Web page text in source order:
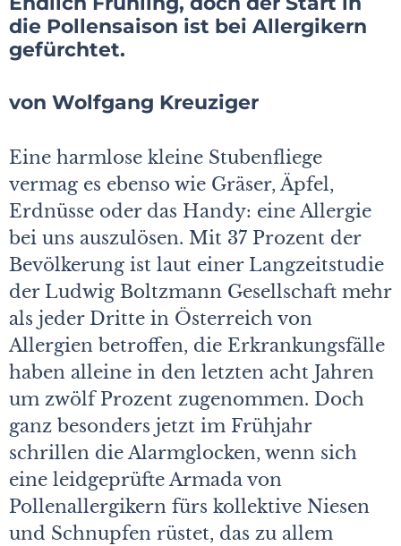
die Pollensaison ist bei Allergikern
gefürchtet.
von Wolfgang Kreuziger
Eine harmlose kleine Stubenfliege
vermag es ebenso wie Gräser, Äpfel,
Erdnüsse oder das Handy: eine Allergie
bei uns auszulösen. Mit 37 Prozent der
Bevölkerung ist laut einer Langzeitstudie
der Ludwig Boltzmann Gesellschaft mehr
als jeder Dritte in Österreich von
Allergien betroffen, die Erkrankungsfälle
haben alleine in den letzten acht Jahren
um zwölf Prozent zugenommen. Doch
ganz besonders jetzt im Frühjahr
schrillen die Alarmglocken, wenn sich
eine leidgeprüfte Armada von
Pollenallergikern fürs kollektive Niesen
und Schnupfen rüstet, das zu allem